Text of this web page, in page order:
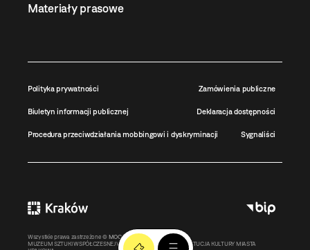
Materiały prasowe
Polityka prywatności Zamówienia publiczne
Biuletyn informacji publicznej Deklaracja dostępności
Procedura przeciwdziałania mobbingowi i dyskryminacji Sygnaliści
Wszystkie prawa zastrzeżone © MOCAK2011-2026
MUZEUM SZTUKI WSPÓŁCZESNEJ W KRAKOWIE MOCAK – INSTYTUCJA KULTURY MIASTA